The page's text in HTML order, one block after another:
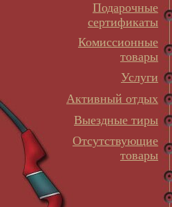
Подарочные
сертификаты
Комиссионные
товары
Услуги
Активный отдых
Выездные тиры
Отсутствующие
товары